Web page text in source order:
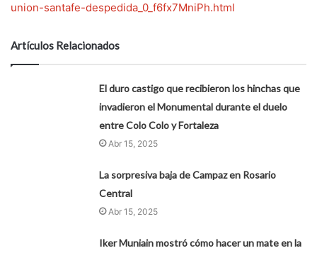
union-santafe-despedida_0_f6fx7MniPh.html
Artículos Relacionados
El duro castigo que recibieron los hinchas que
invadieron el Monumental durante el duelo
entre Colo Colo y Fortaleza
Abr 15, 2025
La sorpresiva baja de Campaz en Rosario
Central
Abr 15, 2025
Iker Muniain mostró cómo hacer un mate en la